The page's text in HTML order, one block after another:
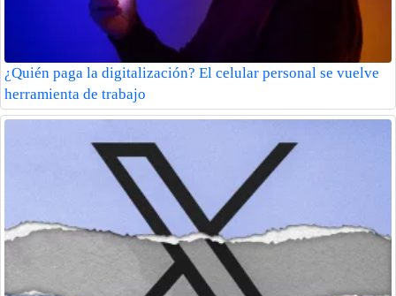
¿Quién paga la digitalización? El celular personal se vuelve
herramienta de trabajo